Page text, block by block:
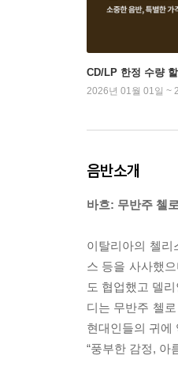
CD/LP 한정 수량
2026년 01월 01일 ~
음반소개
바흐: 무반주 첼
이탈리아의 첼
스 등을 사사했
도 협업했고 델
디는 무반주 첼
현대인들의 귀에
“풍부한 감정, 아